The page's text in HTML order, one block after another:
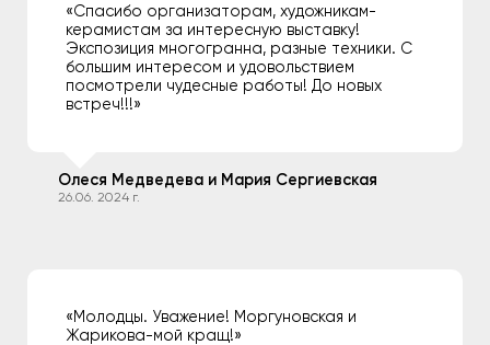
«Спасибо организаторам, художникам-
керамистам за интересную выставку!
Экспозиция многогранна, разные техники. С
большим интересом и удовольствием
посмотрели чудесные работы! До новых
встреч!!!»
Олеся Медведева и Мария Сергиевская
26.06. 2024 г.
«Молодцы. Уважение! Моргуновская и
Жарикова-мой кращ!»